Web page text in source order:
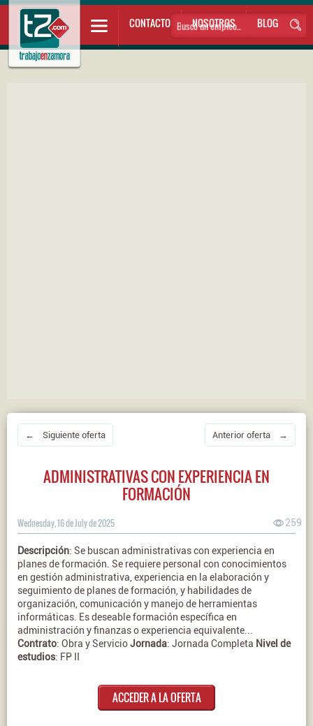
CONTACTO NOSOTROS BLOG
← Siguiente oferta Anterior oferta →
ADMINISTRATIVAS CON EXPERIENCIA EN
FORMACIÓN
Wednesday, 16 de July de 2025 259
Descripción: Se buscan administrativas con experiencia en
planes de formación. Se requiere personal con conocimientos
en gestión administrativa, experiencia en la elaboración y
seguimiento de planes de formación, y habilidades de
organización, comunicación y manejo de herramientas
informáticas. Es deseable formación específica en
administración y finanzas o experiencia equivalente...
Contrato: Obra y ServicioJornada: Jornada Completa Nivel de
estudios: FP II
ACCEDER A LA OFERTA